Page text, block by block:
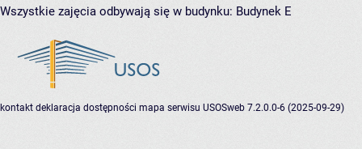
Wszystkie zajęcia odbywają się w budynku: Budynek E
kontakt deklaracja dostępności mapa serwisu USOSweb 7.2.0.0-6 (2025-09-29)